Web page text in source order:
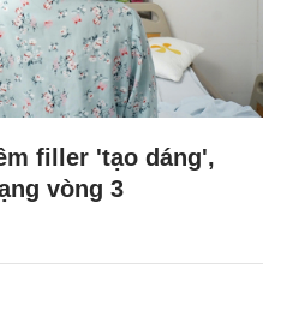
filler 'tạo dáng',
vòng 3